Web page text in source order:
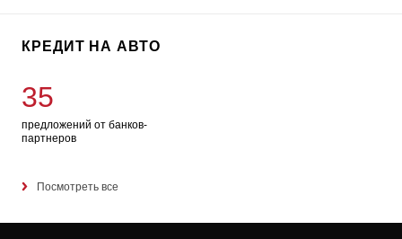
КРЕДИТ НА АВТО
35
предложений от банков-
партнеров
Посмотреть все